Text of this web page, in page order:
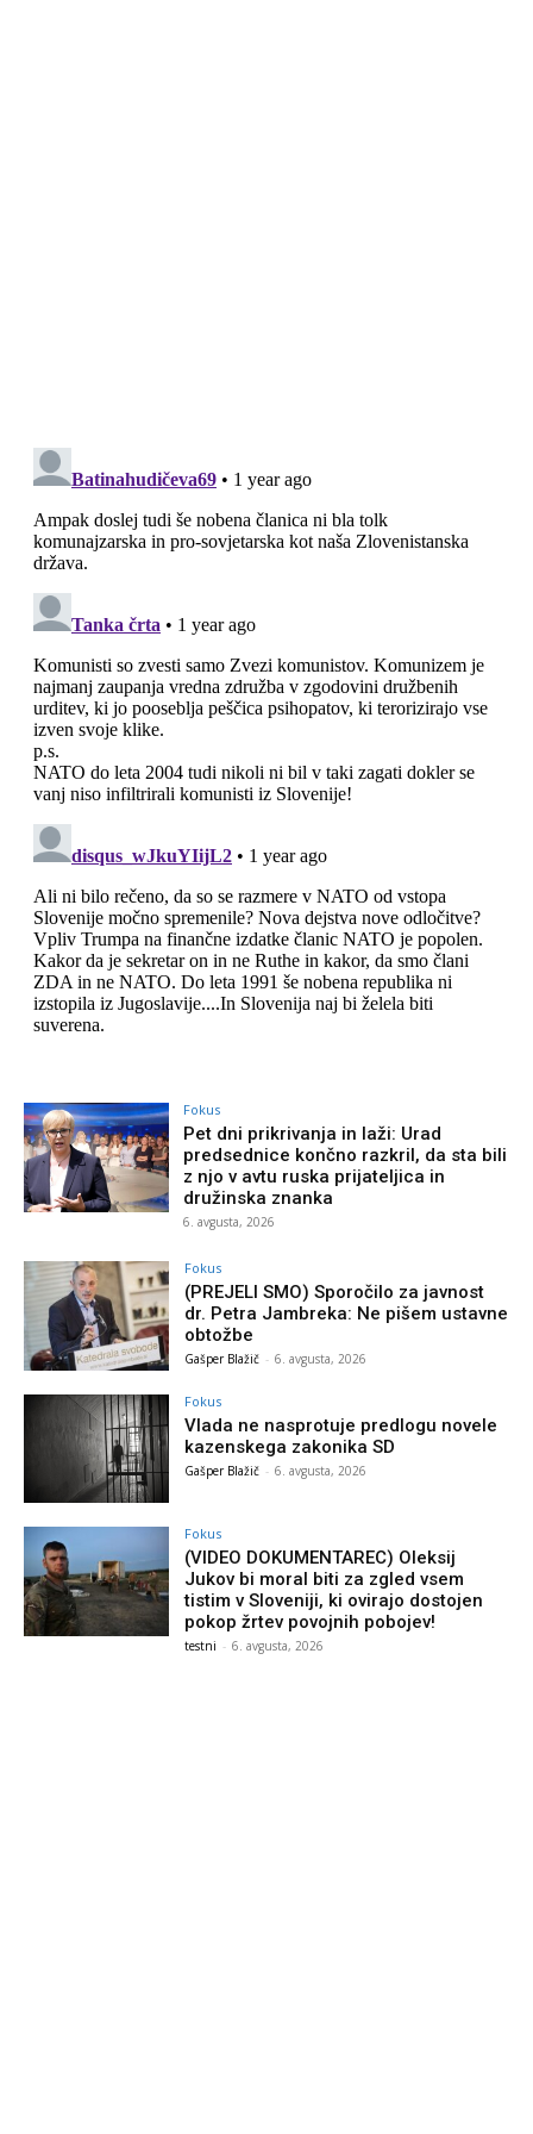
Fokus
Pet dni prikrivanja in laži: Urad
predsednice končno razkril, da sta bili
z njo v avtu ruska prijateljica in
družinska znanka
6. avgusta, 2026
Fokus
(PREJELI SMO) Sporočilo za javnost
dr. Petra Jambreka: Ne pišem ustavne
obtožbe
Gašper Blažič - 6. avgusta, 2026
Fokus
Vlada ne nasprotuje predlogu novele
kazenskega zakonika SD
Gašper Blažič - 6. avgusta, 2026
Fokus
(VIDEO DOKUMENTAREC) Oleksij
Jukov bi moral biti za zgled vsem
tistim v Sloveniji, ki ovirajo dostojen
pokop žrtev povojnih pobojev!
testni - 6. avgusta, 2026